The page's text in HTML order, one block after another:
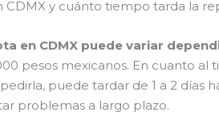
y cuánto tiempo tarda la
en CDMX puede variar
pesos mexicanos. En cuanto al
puede tardar de 1 a 2 días
problemas a largo plazo.